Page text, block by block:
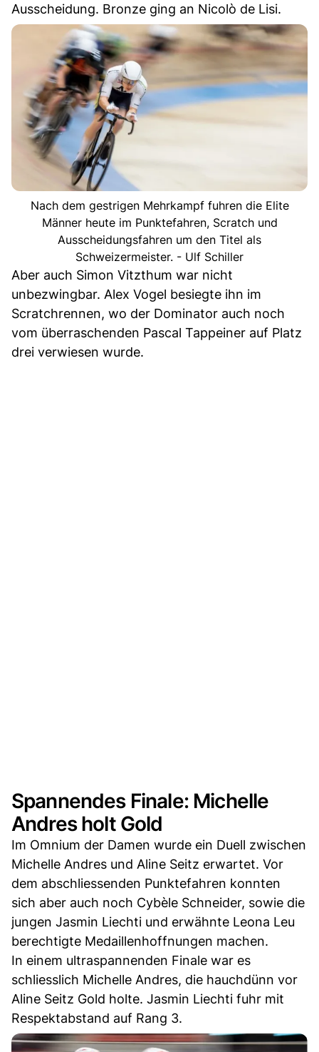
Ausscheidung. Bronze ging an Nicolò de Lisi.
Nach dem gestrigen Mehrkampf fuhren die Elite
Männer heute im Punktefahren, Scratch und
Ausscheidungsfahren um den Titel als
Schweizermeister. - Ulf Schiller
Aber auch Simon Vitzthum war nicht
unbezwingbar. Alex Vogel besiegte ihn im
Scratchrennen, wo der Dominator auch noch
vom überraschenden Pascal Tappeiner auf Platz
drei verwiesen wurde.
Spannendes Finale: Michelle
Andres holt Gold
Im Omnium der Damen wurde ein Duell zwischen
Michelle Andres und Aline Seitz erwartet. Vor
dem abschliessenden Punktefahren konnten
sich aber auch noch Cybèle Schneider, sowie die
jungen Jasmin Liechti und erwähnte Leona Leu
berechtigte Medaillenhoffnungen machen.
In einem ultraspannenden Finale war es
schliesslich Michelle Andres, die hauchdünn vor
Aline Seitz Gold holte. Jasmin Liechti fuhr mit
Respektabstand auf Rang 3.